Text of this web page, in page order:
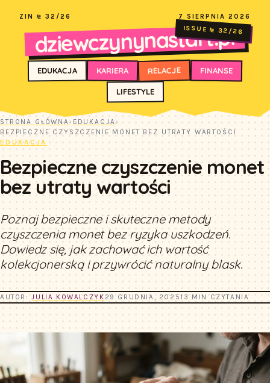
ZIN № 32/26 7 SIERPNIA 2026
dziewczynynastart.pl
ISSUE № 32/26
EDUKACJA KARIERA RELACJE FINANSE
LIFESTYLE
STRONA GŁÓWNA› EDUKACJA›
BEZPIECZNE CZYSZCZENIE MONET BEZ UTRATY WARTOŚCI
EDUKACJA
Bezpieczne czyszczenie monet
bez utraty wartości
Poznaj bezpieczne i skuteczne metody
czyszczenia monet bez ryzyka uszkodzeń.
Dowiedz się, jak zachować ich wartość
kolekcjonerską i przywrócić naturalny blask.
AUTOR:JULIA KOWALCZYK 29 GRUDNIA, 2025 13 MIN CZYTANIA